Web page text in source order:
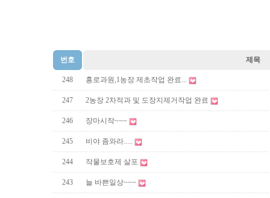
번호 제목
248 홍로과원,1농장 제초작업 완료...
247 2농장 2차적과 및 도장지제거작업 완료
246 장마시작~~~
245 비야 좀와라.....
244 작물보호제 살포
243 늘 바쁜일상~~~